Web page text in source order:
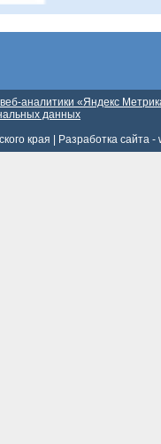
аналитики «Яндекс
данных
края |
Разработка сайта -